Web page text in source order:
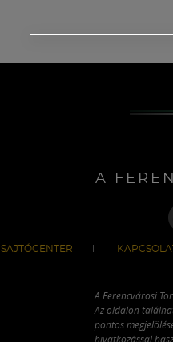
A
SAJTÓCENTER
A Ferencvárosi
Az oldalon
pontos
hivatkozással